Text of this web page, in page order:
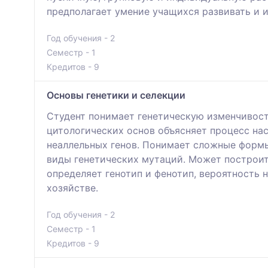
предполагает умение учащихся развивать и
Год обучения - 2
Семестр - 1
Кредитов - 9
Основы генетики и селекции
Студент понимает генетическую
цитологических основ объясняет процесс
неаллельных генов. Понимает сложные
виды генетических мутаций. Может
определяет генотип и фенотип,
хозяйстве.
Год обучения - 2
Семестр - 1
Кредитов - 9